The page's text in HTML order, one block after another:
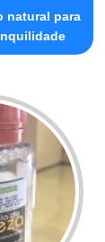
natural para